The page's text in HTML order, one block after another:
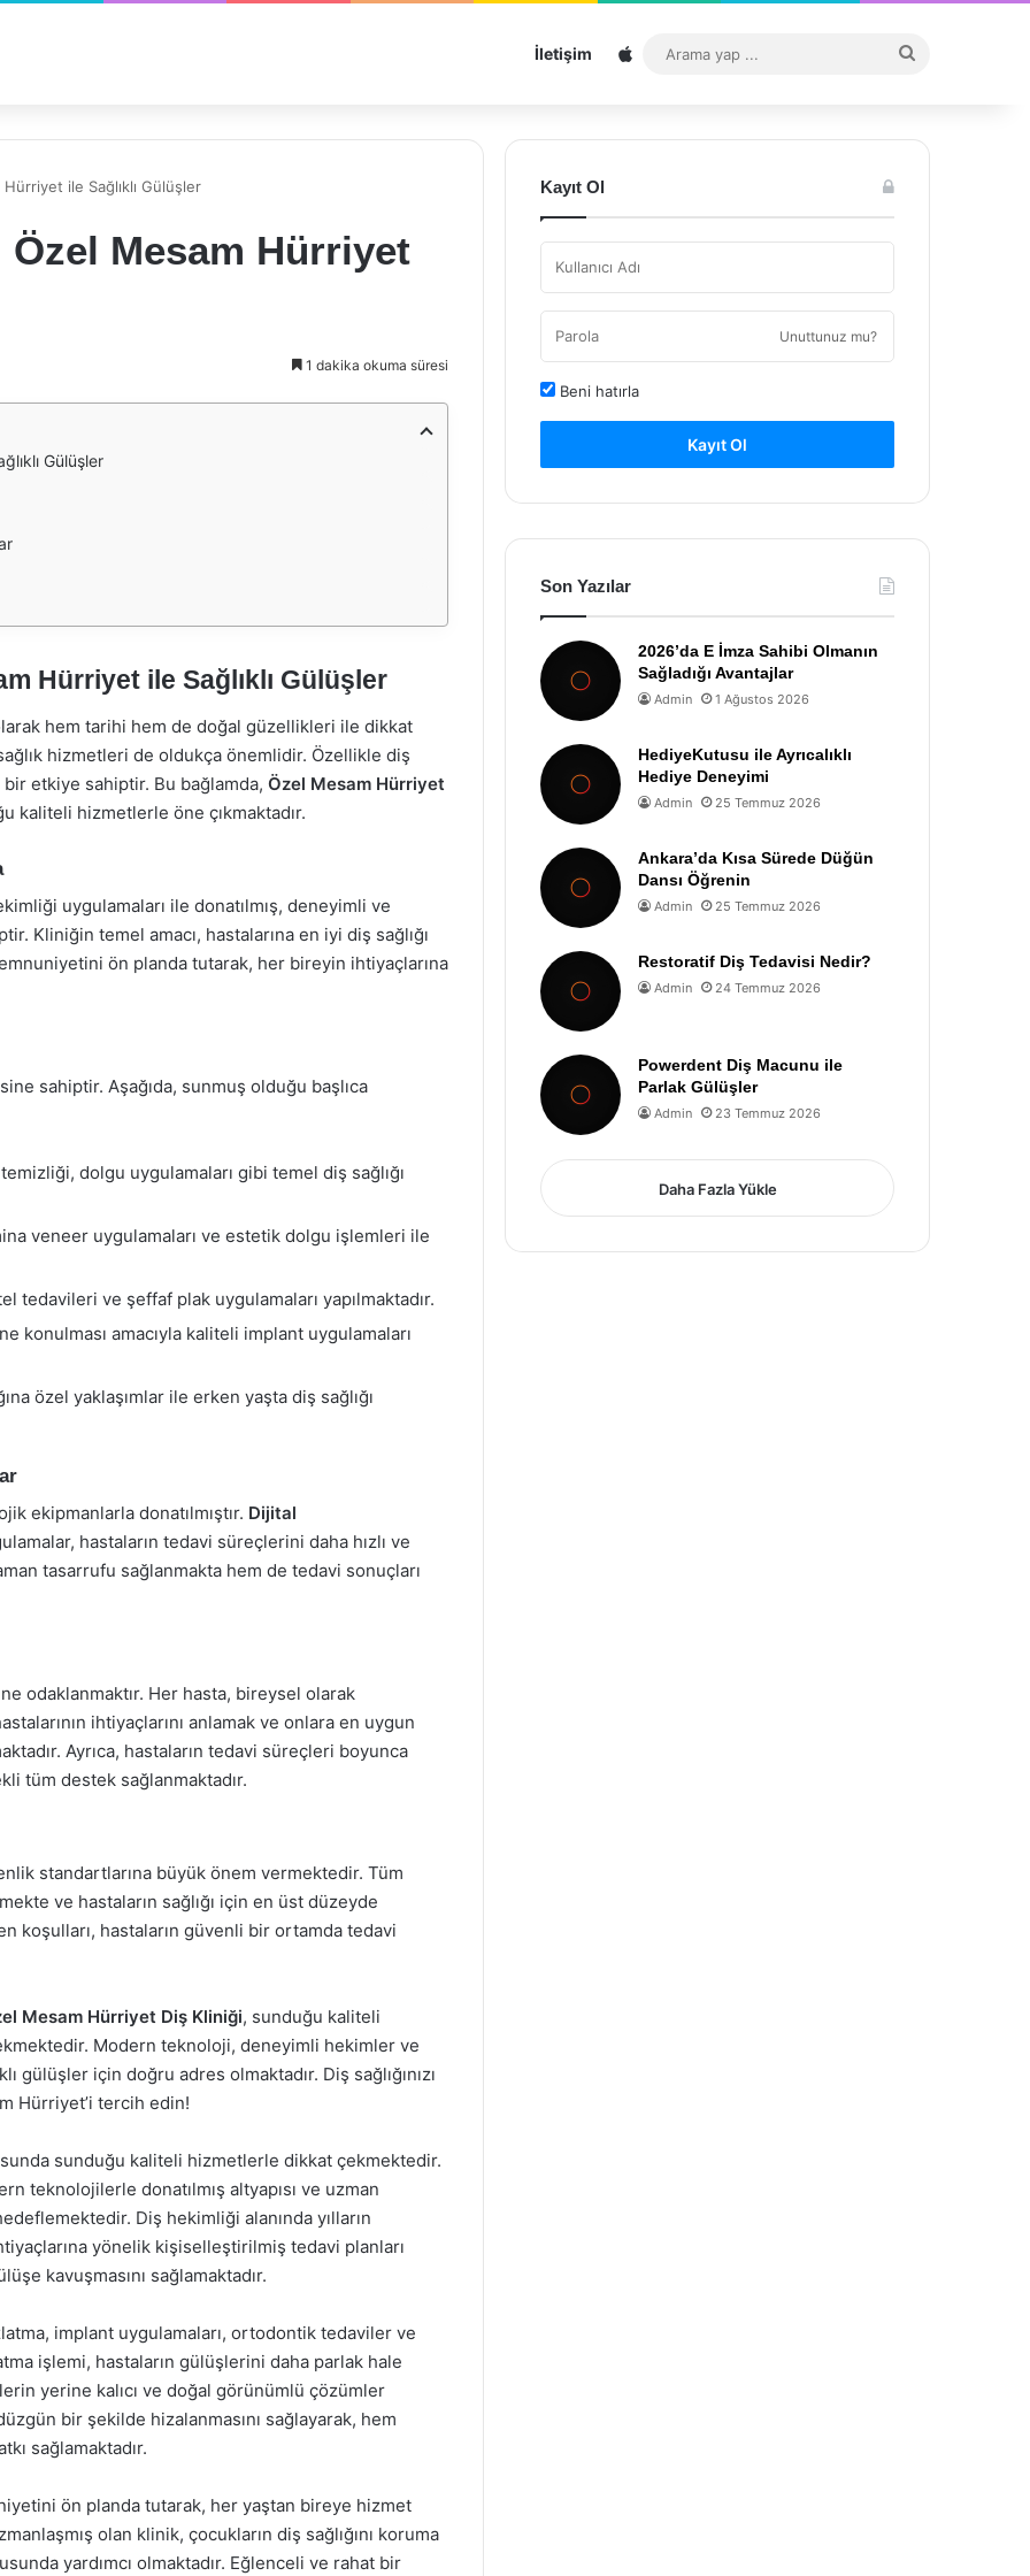
İletişim Sitemap
...
ile Sağlıklı Gülüşler
Mesam Hürriyet
1 dakika okuma süresi
Gülüşler
Hürriyet ile Sağlıklı Gülüşler
hem tarihi hem de doğal güzellikleri ile dikkat
hizmetleri de oldukça önemlidir. Özellikle diş
bir etkiye sahiptir. Bu bağlamda, Özel Mesam Hürriyet
kaliteli hizmetlerle öne çıkmaktadır.
uygulamaları ile donatılmış, deneyimli ve
Kliniğin temel amacı, hastalarına en iyi diş sağlığı
ön planda tutarak, her bireyin ihtiyaçlarına
sahiptir. Aşağıda, sunmuş olduğu başlıca
dolgu uygulamaları gibi temel diş sağlığı
veneer uygulamaları ve estetik dolgu işlemleri ile
tedavileri ve şeffaf plak uygulamaları yapılmaktadır.
konulması amacıyla kaliteli implant uygulamaları
özel yaklaşımlar ile erken yaşta diş sağlığı
ekipmanlarla donatılmıştır. Dijital
hastaların tedavi süreçlerini daha hızlı ve
tasarrufu sağlanmakta hem de tedavi sonuçları
odaklanmaktır. Her hasta, bireysel olarak
ihtiyaçlarını anlamak ve onlara en uygun
Ayrıca, hastaların tedavi süreçleri boyunca
tüm destek sağlanmaktadır.
standartlarına büyük önem vermektedir. Tüm
ve hastaların sağlığı için en üst düzeyde
koşulları, hastaların güvenli bir ortamda tedavi
Mesam Hürriyet Diş Kliniği, sunduğu kaliteli
Modern teknoloji, deneyimli hekimler ve
gülüşler için doğru adres olmaktadır. Diş sağlığınızı
Hürriyet’i tercih edin!
sunduğu kaliteli hizmetlerle dikkat çekmektedir.
teknolojilerle donatılmış altyapısı ve uzman
Diş hekimliği alanında yılların
yönelik kişiselleştirilmiş tedavi planları
kavuşmasını sağlamaktadır.
implant uygulamaları, ortodontik tedaviler ve
işlemi, hastaların gülüşlerini daha parlak hale
yerine kalıcı ve doğal görünümlü çözümler
bir şekilde hizalanmasını sağlayarak, hem
sağlamaktadır.
ön planda tutarak, her yaştan bireye hizmet
olan klinik, çocukların diş sağlığını koruma
yardımcı olmaktadır. Eğlenceli ve rahat bir
Kayıt Ol
Unuttunuz mu?
Beni hatırla
Kayıt Ol
Son Yazılar
2026’da E İmza Sahibi Olmanın
Sağladığı Avantajlar
Admin 1 Ağustos 2026
HediyeKutusu ile Ayrıcalıklı
Hediye Deneyimi
Admin 25 Temmuz 2026
Ankara’da Kısa Sürede Düğün
Dansı Öğrenin
Admin 25 Temmuz 2026
Restoratif Diş Tedavisi Nedir?
Admin 24 Temmuz 2026
Powerdent Diş Macunu ile
Parlak Gülüşler
Admin 23 Temmuz 2026
Daha Fazla Yükle